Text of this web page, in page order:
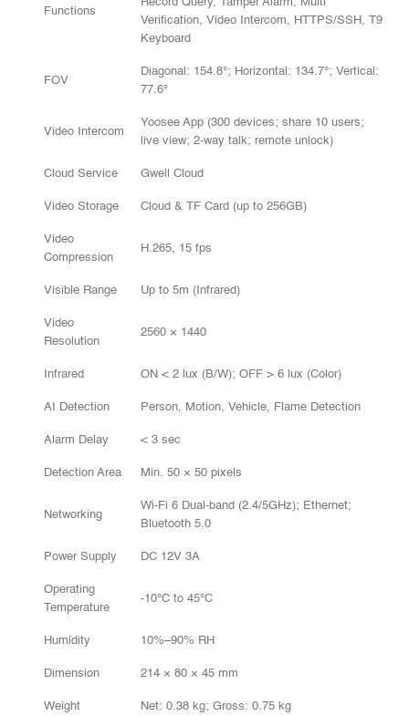
Functions
Verification, Video Intercom, HTTPS/SSH, T9
Keyboard
FOV
Diagonal: 154.8°; Horizontal: 134.7°; Vertical:
77.6°
Video Intercom
Yoosee App (300 devices; share 10 users;
live view; 2-way talk; remote unlock)
Cloud Service Gwell Cloud
Video Storage Cloud & TF Card (up to 256GB)
Video
Compression
H.265, 15 fps
Visible Range Up to 5m (Infrared)
Video
Resolution
2560 × 1440
Infrared ON < 2 lux (B/W); OFF > 6 lux (Color)
AI Detection Person, Motion, Vehicle, Flame Detection
Alarm Delay < 3 sec
Detection Area Min. 50 × 50 pixels
Networking
Wi-Fi 6 Dual-band (2.4/5GHz); Ethernet;
Bluetooth 5.0
Power Supply DC 12V 3A
Operating
Temperature
-10°C to 45°C
Humidity 10%–90% RH
Dimension 214 × 80 × 45 mm
Weight Net: 0.38 kg; Gross: 0.75 kg